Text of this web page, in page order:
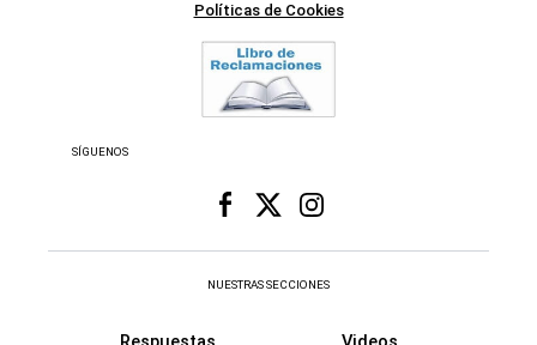
Políticas de Cookies
SÍGUENOS
NUESTRAS SECCIONES